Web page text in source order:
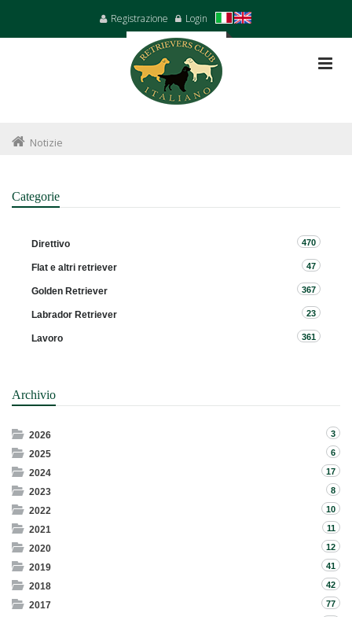
Registrazione Login
Notizie
Categorie
Direttivo 470
Flat e altri retriever 47
Golden Retriever 367
Labrador Retriever 23
Lavoro 361
Archivio
2026 3
2025 6
2024 17
2023 8
2022 10
2021 11
2020 12
2019 41
2018 42
2017 77